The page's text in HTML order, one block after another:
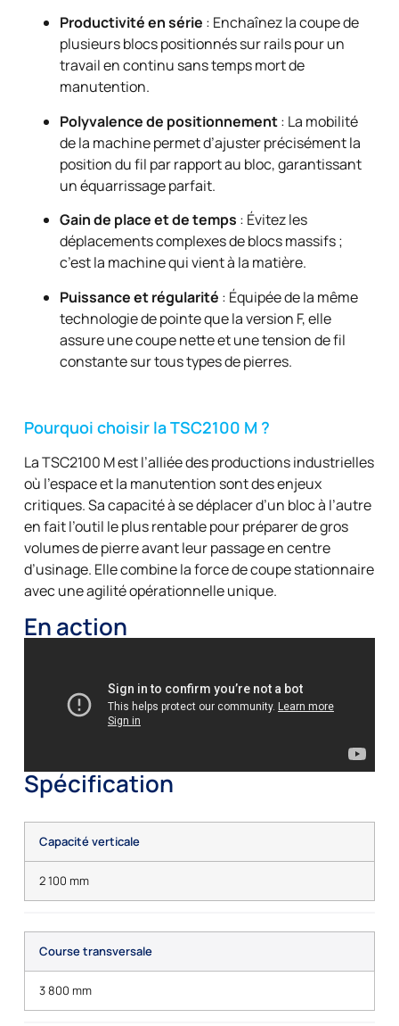
Productivité en série : Enchaînez la coupe de
plusieurs blocs positionnés sur rails pour un
travail en continu sans temps mort de
manutention.
Polyvalence de positionnement: La mobilité
de la machine permet d’ajuster précisément la
position du fil par rapport au bloc, garantissant
un équarrissage parfait.
Gain de place et de temps : Évitez les
déplacements complexes de blocs massifs ;
c’est la machine qui vient à la matière.
Puissance et régularité : Équipée de la même
technologie de pointe que la version F, elle
assure une coupe nette et une tension de fil
constante sur tous types de pierres.
Pourquoi choisir la TSC2100 M ?
La TSC2100 M est l’alliée des productions industrielles
où l’espace et la manutention sont des enjeux
critiques. Sa capacité à se déplacer d’un bloc à l’autre
en fait l’outil le plus rentable pour préparer de gros
volumes de pierre avant leur passage en centre
d’usinage. Elle combine la force de coupe stationnaire
avec une agilité opérationnelle unique.
En action
Spécification
Capacité verticale
2 100 mm
Course transversale
3 800 mm